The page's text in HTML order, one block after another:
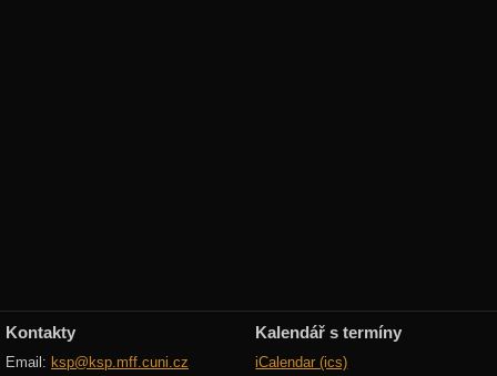
Kontakty
Email: ksp@ksp.mff.cuni.cz
Kalendář s termíny
iCalendar (ics)